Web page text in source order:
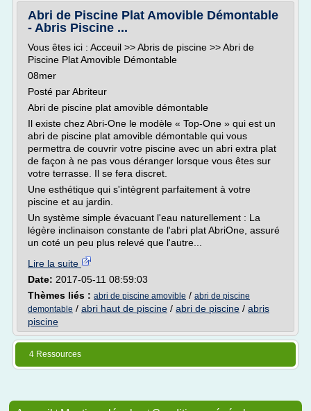
Abri de Piscine Plat Amovible Démontable
- Abris Piscine ...
Vous êtes ici : Acceuil >> Abris de piscine >> Abri de
Piscine Plat Amovible Démontable
08mer
Posté par Abriteur
Abri de piscine plat amovible démontable
Il existe chez Abri-One le modèle « Top-One » qui est un
abri de piscine plat amovible démontable qui vous
permettra de couvrir votre piscine avec un abri extra plat
de façon à ne pas vous déranger lorsque vous êtes sur
votre terrasse. Il se fera discret.
Une esthétique qui s'intègrent parfaitement à votre
piscine et au jardin.
Un système simple évacuant l'eau naturellement : La
légère inclinaison constante de l'abri plat AbriOne, assuré
un coté un peu plus relevé que l'autre...
Lire la suite
Date: 2017-05-11 08:59:03
Thèmes liés : abri de piscine amovible / abri de piscine
demontable / abri haut de piscine / abri de piscine / abris
piscine
4 Ressources